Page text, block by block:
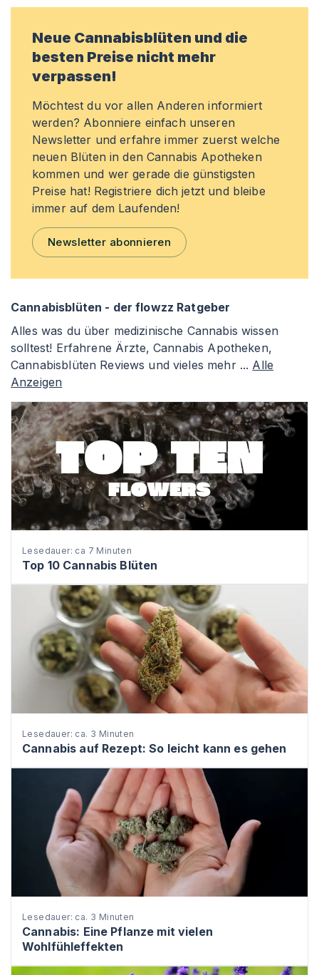
Neue Cannabisblüten und die
besten Preise nicht mehr
verpassen!
Möchtest du vor allen Anderen informiert
werden? Abonniere einfach unseren
Newsletter und erfahre immer zuerst welche
neuen Blüten in den Cannabis Apotheken
kommen und wer gerade die günstigsten
Preise hat! Registriere dich jetzt und bleibe
immer auf dem Laufenden!
Newsletter abonnieren
Cannabisblüten - der flowzz Ratgeber
Alles was du über medizinische Cannabis wissen
solltest! Erfahrene Ärzte, Cannabis Apotheken,
Cannabisblüten Reviews und vieles mehr ... Alle
Anzeigen
Lesedauer: ca 7 Minuten
Top 10 Cannabis Blüten
Lesedauer: ca. 3 Minuten
Cannabis auf Rezept: So leicht kann es gehen
Lesedauer: ca. 3 Minuten
Cannabis: Eine Pflanze mit vielen
Wohlfühleffekten